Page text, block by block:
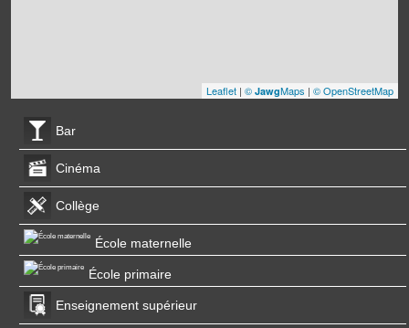
Leaflet | © JawgMaps | © OpenStreetMap
Bar
Cinéma
Collège
École maternelle
École primaire
Enseignement supérieur